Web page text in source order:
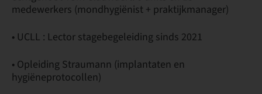
medewerkers (mondhygiënist + praktijkmanager)
• UCLL : Lector stagebegeleiding sinds 2021
• Opleiding Straumann (implantaten en
hygiëneprotocollen)